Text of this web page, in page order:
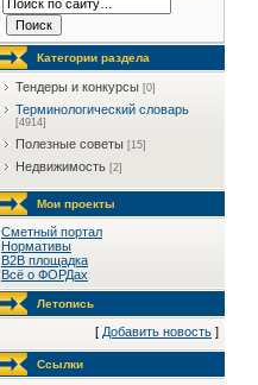
Категории раздела
Тендеры и конкурсы [0]
Терминологический словарь
[4914]
Полезные советы [15]
Недвижимость [2]
Мои проекты
Сметный портал
Нормативы
B2B площадка
Всё о ФОРДах
Летопись
[ Добавить новость ]
Ссылки